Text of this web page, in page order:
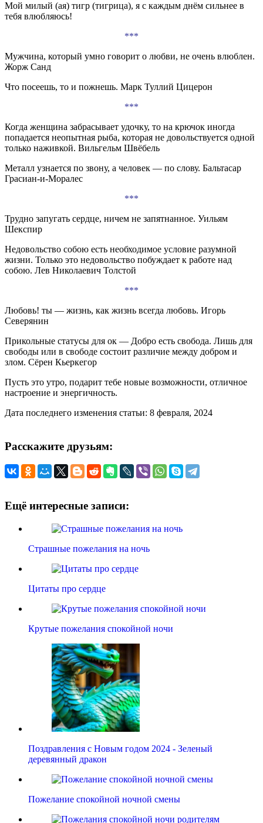
Мой милый (ая) тигр (тигрица), я с каждым днём сильнее в
тебя влюбляюсь!
***
Мужчина, который умно говорит о любви, не очень влюблен.
Жорж Санд
Что посеешь, то и пожнешь. Марк Туллий Цицерон
***
Когда женщина забрасывает удочку, то на крючок иногда
попадается неопытная рыба, которая не довольствуется одной
только наживкой. Вильгельм Швёбель
Металл узнается по звону, а человек — по слову. Бальтасар
Грасиан-и-Моралес
***
Трудно запугать сердце, ничем не запятнанное. Уильям
Шекспир
Недовольство собою есть необходимое условие разумной
жизни. Только это недовольство побуждает к работе над
собою. Лев Николаевич Толстой
***
Любовь! ты — жизнь, как жизнь всегда любовь. Игорь
Северянин
Прикольные статусы для ок — Добро есть свобода. Лишь для
свободы или в свободе состоит различие между добром и
злом. Сёрен Кьеркегор
Пусть это утро, подарит тебе новые возможности, отличное
настроение и энергичность.
Дата последнего изменения статьи: 8 февраля, 2024
Расскажите друзьям:
Ещё интересные записи:
Страшные пожелания на ночь
Цитаты про сердце
Крутые пожелания спокойной ночи
Поздравления с Новым годом 2024 - Зеленый
деревянный дракон
Пожелание спокойной ночной смены